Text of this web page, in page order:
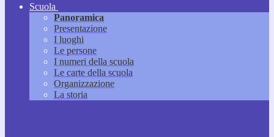
Scuola
Panoramica
Presentazione
I luoghi
Le persone
I numeri della scuola
Le carte della scuola
Organizzazione
La storia